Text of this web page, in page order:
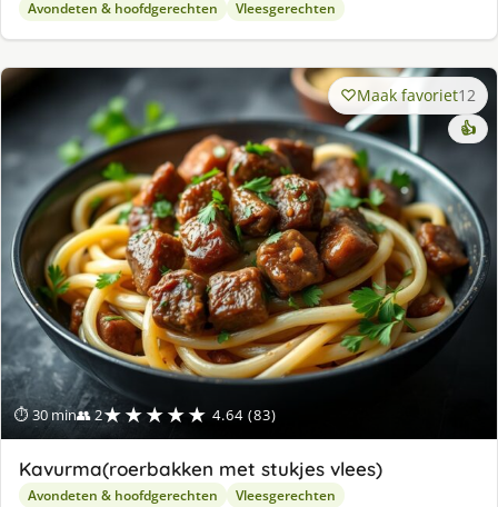
Avondeten & hoofdgerechten Vleesgerechten
⏱ 30 min👥 2★★★★★ 4.64 (83)
Maak favoriet12
👍
Kavurma(roerbakken met stukjes vlees)
Avondeten & hoofdgerechten Vleesgerechten